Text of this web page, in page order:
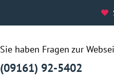
Sie haben Fragen zur
(09161) 92-5402